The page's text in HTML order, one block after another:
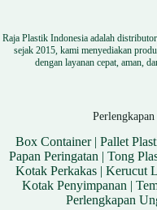
Raja Plastik Indonesia adalah
sejak 2015, kami menyediakan
dengan layanan cepat, aman,
Box Container| Pallet
Papan Peringatan |Tong
Kotak Perkakas| Kerucut
Kotak Penyimpanan |
Perlengkapan